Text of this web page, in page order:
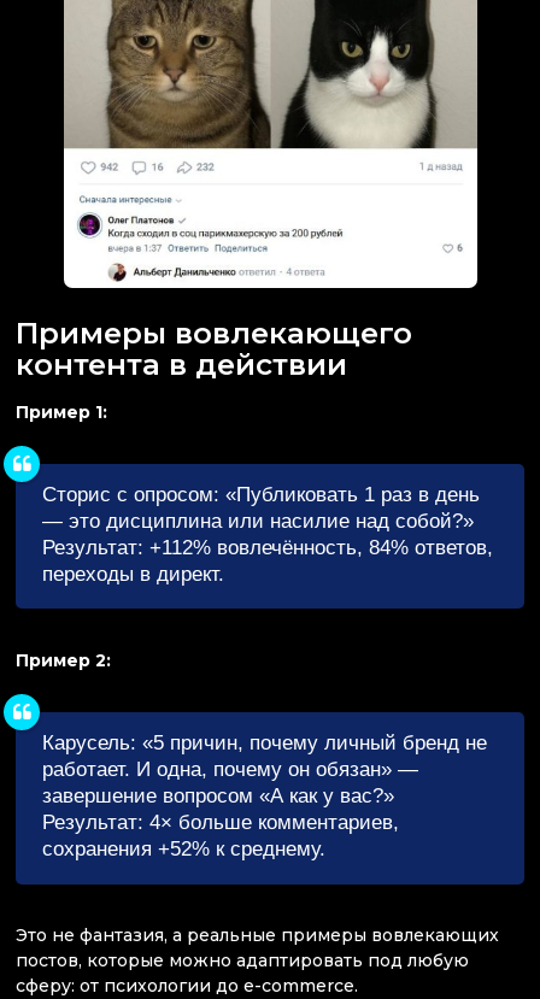
Примеры вовлекающего
контента в действии
Пример 1:
Сторис с опросом: «Публиковать 1 раз в день
— это дисциплина или насилие над собой?»
Результат: +112% вовлечённость, 84% ответов,
переходы в директ.
Пример 2:
Карусель: «5 причин, почему личный бренд не
работает. И одна, почему он обязан» —
завершение вопросом «А как у вас?»
Результат: 4× больше комментариев,
сохранения +52% к среднему.
Это не фантазия, а реальные примеры вовлекающих
постов, которые можно адаптировать под любую
сферу: от психологии до e-commerce.